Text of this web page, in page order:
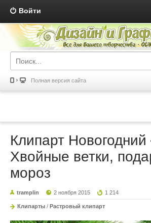
Войти
Полная версия сайта
Клипарт Новогодний
Хвойные ветки,
мороз
tramplin 2 ноября 2015 1 214
Клипарты / Растровый клипарт